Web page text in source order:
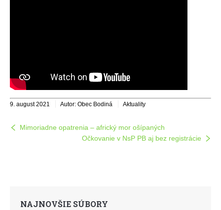
9. august 2021 Autor: Obec Bodiná Aktuality
Mimoriadne opatrenia – africký mor ošípaných
Očkovanie v NsP PB aj bez registrácie
NAJNOVŠIE SÚBORY